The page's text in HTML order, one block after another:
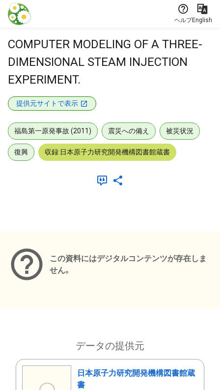
本文に飛ぶ
ヘルプEnglish
COMPUTER MODELING OF A THREE-
DIMENSIONAL STEAM INJECTION
EXPERIMENT.
提供元サイトで表示
福島第一原発事故 (2011) 震災への備え 被災状況
復興 収録:日本原子力研究開発機構図書館蔵書
この資料にはデジタルコンテンツが存在しま
せん。
データの提供元
日本原子力研究開発機構図書館蔵
書